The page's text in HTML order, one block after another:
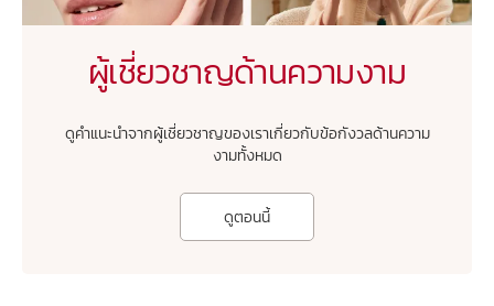
ผู้เชี่ยวชาญด้านความงาม
ดูคำแนะนำจากผู้เชี่ยวชาญของเราเกี่ยวกับข้อกังวลด้านความ
งามทั้งหมด
ดูตอนนี้